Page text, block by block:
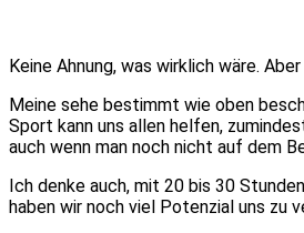
Keine Ahnung, was wirklich wäre.
Meine sehe bestimmt wie oben
Sport kann uns allen helfen,
auch wenn man noch nicht auf dem
Ich denke auch, mit 20 bis 30
haben wir noch viel Potenzial uns zu